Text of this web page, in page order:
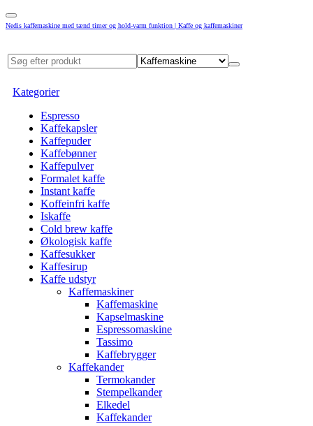
Nedis kaffemaskine med tænd timer og hold-varm funktion | Kaffe og kaffemaskiner
Kategorier
Espresso
Kaffekapsler
Kaffepuder
Kaffebønner
Kaffepulver
Formalet kaffe
Instant kaffe
Koffeinfri kaffe
Iskaffe
Cold brew kaffe
Økologisk kaffe
Kaffesukker
Kaffesirup
Kaffe udstyr
Kaffemaskiner
Kaffemaskine
Kapselmaskine
Espressomaskine
Tassimo
Kaffebrygger
Kaffekander
Termokander
Stempelkander
Elkedel
Kaffekander